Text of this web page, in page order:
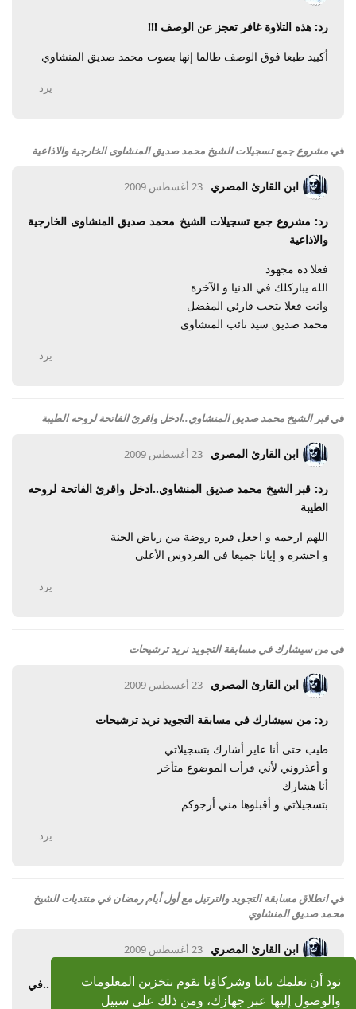
نود أن نعلمك باننا وشركاؤنا نقوم بتخزين المعلومات
والوصول إليها عبر جهازك، ومن ذلك على سبيل
رد: هذه التلاوة غافر تعجز عن الوصف !!!
أكييد طبعا فوق الوصف طالما إنها بصوت محمد صديق المنشاوي
يرد
في مشروع جمع تسجيلات الشيخ محمد صديق المنشاوى الخارجية والاذاعية
ابن القارئ المصري 23 أغسطس 2009
رد: مشروع جمع تسجيلات الشيخ محمد صديق المنشاوى الخارجية
والاذاعية
فعلا ده مجهود
الله يباركلك في الدنيا و الآخرة
وانت فعلا بتحب قارئي المفضل
محمد صديق سيد تائب المنشاوي
يرد
فيقبر الشيخ محمد صديق المنشاوي..ادخل واقرئ الفاتحة لروحه الطيبة
ابن القارئ المصري 23 أغسطس 2009
رد: قبر الشيخ محمد صديق المنشاوي..ادخل واقرئ الفاتحة لروحه
الطيبة
اللهم ارحمه و اجعل قبره روضة من رياض الجنة
و احشره و إيانا جميعا في الفردوس الأعلى
يرد
في من سيشارك في مسابقة التجويد نريد ترشيحات
ابن القارئ المصري 23 أغسطس 2009
رد: من سيشارك في مسابقة التجويد نريد ترشيحات
طيب حتى أنا عايز أشارك بتسجيلاتي
و أعذروني لأني قرأت الموضوع متأخر
أنا هشارك
بتسجيلاتي و أقبلوها مني أرجوكم
يرد
فيانطلاق مسابقة التجويد والترتيل مع أول أيام رمضان في منتديات الشيخ
محمد صديق المنشاوي
ابن القارئ المصري 23 أغسطس 2009
رد: انطلاق مسابقة التجويد والترتيل مع أول أيام رمضان ..في
منتديات الشيخ محمد صديق الم